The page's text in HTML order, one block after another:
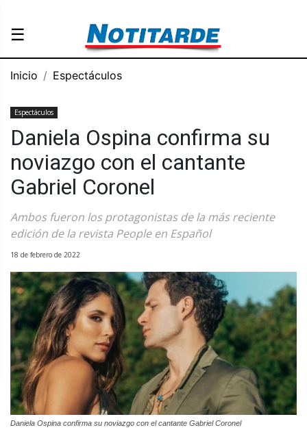
☰
Inicio Espectáculos
Espectáculos
Daniela Ospina confirma su
noviazgo con el cantante
Gabriel Coronel
Ambos fueron los protagonistas de la más reciente
edición de la revista People en Español
18 de febrero de 2022
Daniela Ospina confirma su noviazgo con el cantante Gabriel Coronel